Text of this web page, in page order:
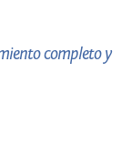
completo y